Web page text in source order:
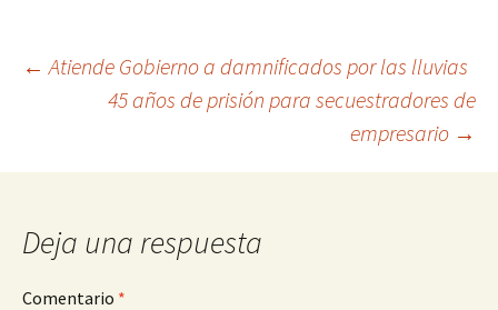
← Atiende Gobierno a damnificados por las lluvias
45 años de prisión para secuestradores de
empresario →
Deja una respuesta
Comentario *